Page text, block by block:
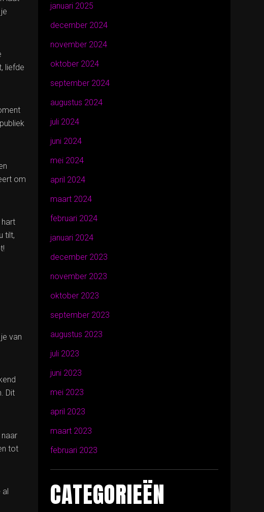
liefde
om
tilt,
van
Dit
tot
al
januari 2025
december 2024
november 2024
oktober 2024
september 2024
augustus 2024
juli 2024
juni 2024
mei 2024
april 2024
maart 2024
februari 2024
januari 2024
december 2023
november 2023
oktober 2023
september 2023
augustus 2023
juli 2023
juni 2023
mei 2023
april 2023
maart 2023
februari 2023
CATEGORIEËN